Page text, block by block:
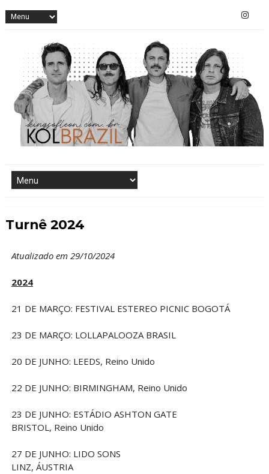
Turnê 2024
Atualizado em 29/10/2024
2024
21 DE MARÇO: FESTIVAL ESTEREO PICNIC BOGOTÁ
23 DE MARÇO: LOLLAPALOOZA BRASIL
20 DE JUNHO: LEEDS, Reino Unido
22 DE JUNHO: BIRMINGHAM, Reino Unido
23 DE JUNHO: ESTÁDIO ASHTON GATE
BRISTOL, Reino Unido
27 DE JUNHO: LIDO SONS
LINZ, ÁUSTRIA